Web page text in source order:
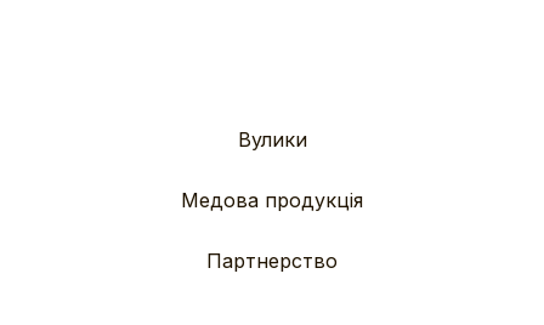
Вулики
Медова продукція
Партнерство